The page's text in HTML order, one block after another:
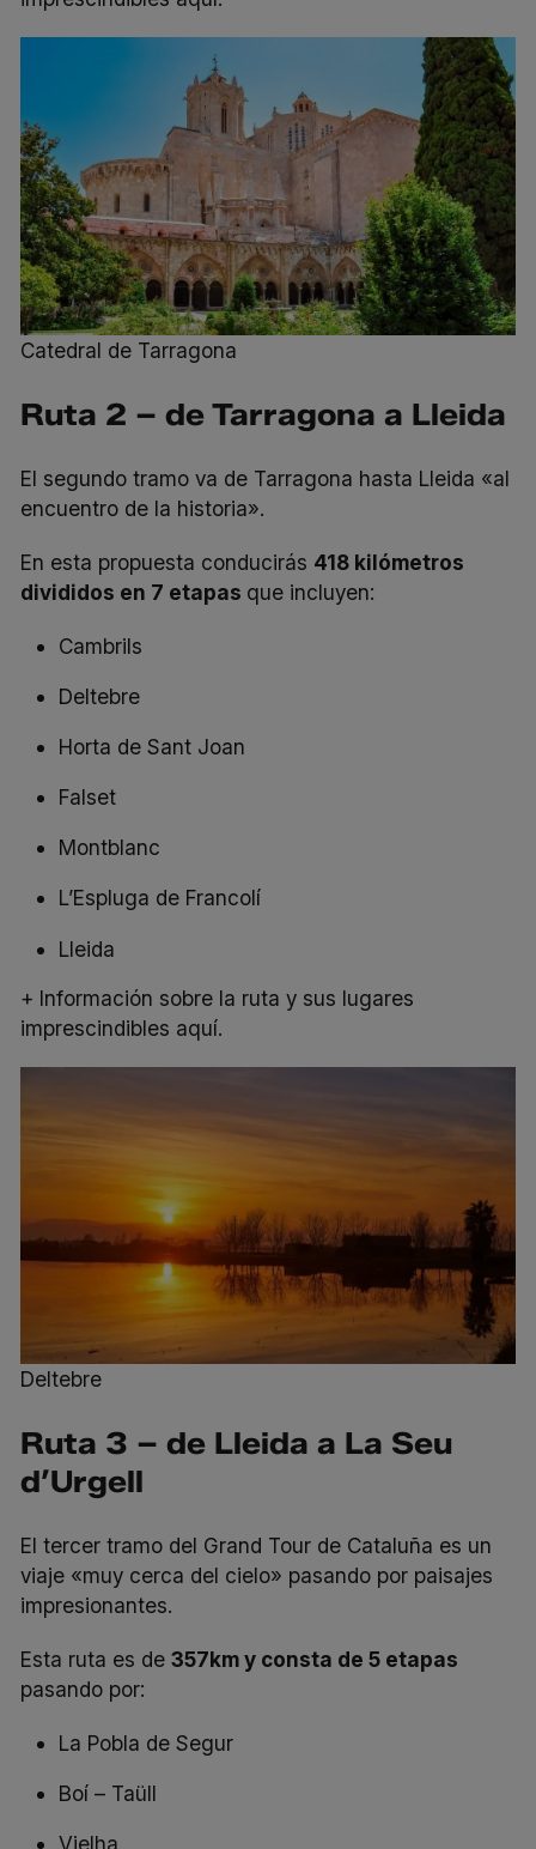
Catedral de Tarragona
Ruta 2 – de Tarragona a Lleida
El segundo tramo va de Tarragona hasta Lleida «al
encuentro de la historia».
En esta propuesta conducirás 418 kilómetros
divididos en 7 etapas que incluyen:
Cambrils
Deltebre
Horta de Sant Joan
Falset
Montblanc
L’Espluga de Francolí
Lleida
+ Información sobre la ruta y sus lugares
imprescindibles aquí.
Deltebre
Ruta 3 – de Lleida a La Seu
d’Urgell
Eltercer tramo del Grand Tour de Cataluña es un
viaje «muy cerca del cielo» pasando por paisajes
impresionantes.
Esta ruta es de357km y consta de 5 etapas
pasando por:
La Pobla de Segur
Boí – Taüll